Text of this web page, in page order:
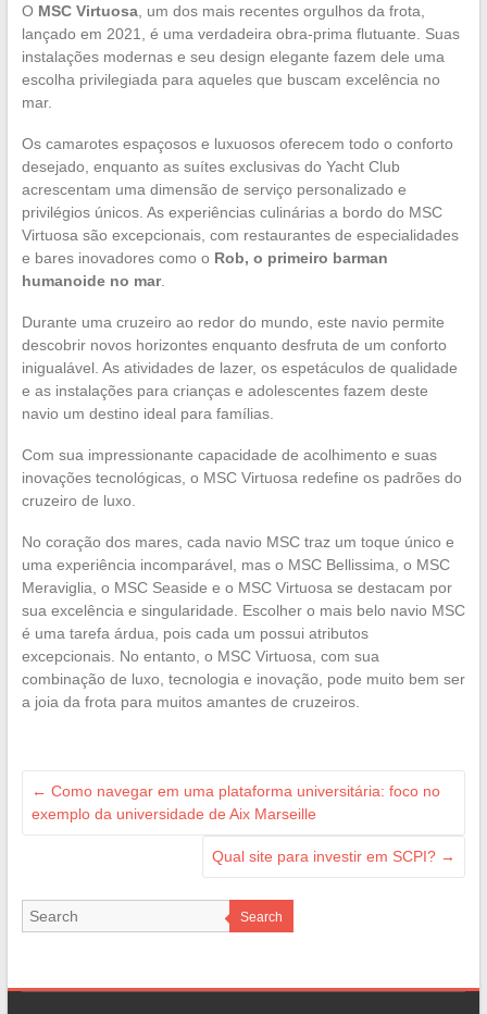
O MSC Virtuosa, um dos mais recentes orgulhos da frota,
lançado em 2021, é uma verdadeira obra-prima flutuante. Suas
instalações modernas e seu design elegante fazem dele uma
escolha privilegiada para aqueles que buscam excelência no
mar.
Os camarotes espaçosos e luxuosos oferecem todo o conforto
desejado, enquanto as suítes exclusivas do Yacht Club
acrescentam uma dimensão de serviço personalizado e
privilégios únicos. As experiências culinárias a bordo do MSC
Virtuosa são excepcionais, com restaurantes de especialidades
e bares inovadores como o Rob, o primeiro barman
humanoide no mar.
Durante uma cruzeiro ao redor do mundo, este navio permite
descobrir novos horizontes enquanto desfruta de um conforto
inigualável. As atividades de lazer, os espetáculos de qualidade
e as instalações para crianças e adolescentes fazem deste
navio um destino ideal para famílias.
Com sua impressionante capacidade de acolhimento e suas
inovações tecnológicas, o MSC Virtuosa redefine os padrões do
cruzeiro de luxo.
No coração dos mares, cada navio MSC traz um toque único e
uma experiência incomparável, mas o MSC Bellissima, o MSC
Meraviglia, o MSC Seaside e o MSC Virtuosa se destacam por
sua excelência e singularidade. Escolher o mais belo navio MSC
é uma tarefa árdua, pois cada um possui atributos
excepcionais. No entanto, o MSC Virtuosa, com sua
combinação de luxo, tecnologia e inovação, pode muito bem ser
a joia da frota para muitos amantes de cruzeiros.
← Como navegar em uma plataforma universitária: foco no
exemplo da universidade de Aix Marseille
Qual site para investir em SCPI? →
Search